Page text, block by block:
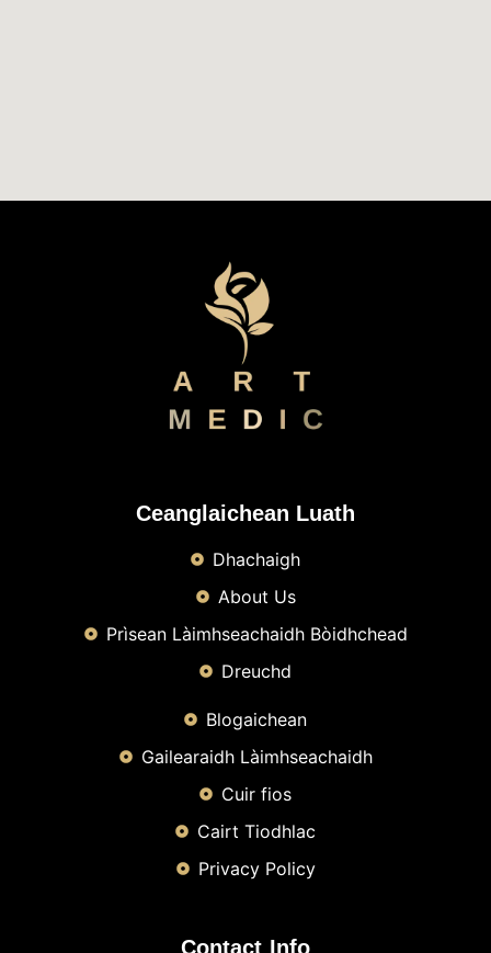
Ceanglaichean Luath
Dhachaigh
About Us
Prìsean Làimhseachaidh Bòidhchead
Dreuchd
Blogaichean
Gailearaidh Làimhseachaidh
Cuir fios
Cairt Tiodhlac
Privacy Policy
Contact Info